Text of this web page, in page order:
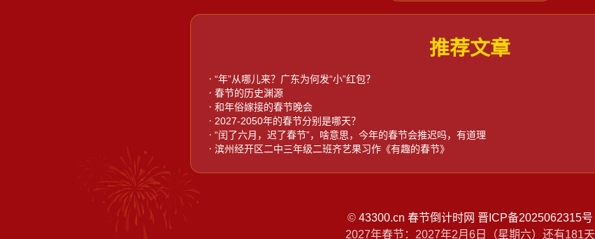
推荐文章
· “年”从哪儿来？广东为何发“小”红包？
· 春节的历史渊源
· 和年俗嫁接的春节晚会
· 2027-2050年的春节分别是哪天？
· “闰了六月，迟了春节”，啥意思，今年的春节会推迟吗，有道理
· 滨州经开区二中三年级二班齐艺果习作《有趣的春节》
© 43300.cn 春节倒计时网 晋ICP备2025062315号
2027年春节：2027年2月6日（星期六）还有181天